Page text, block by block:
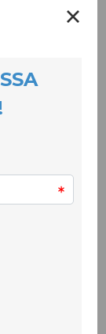
se pelo
comunitários.
com
equipa tem
o
agora uma
importante da
República